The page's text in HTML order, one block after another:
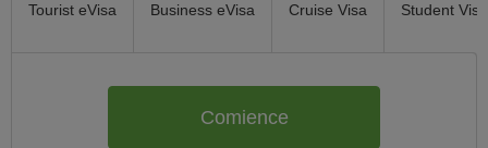
Tourist eVisa Business eVisa Cruise Visa Student Visa
Comience